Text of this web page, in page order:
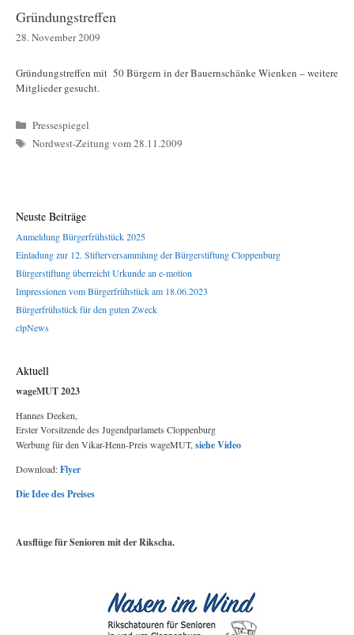
Gründungstreffen
28. November 2009
Gründungstreffen mit 50 Bürgern in der Bauernschänke Wienken – weitere
Mitglieder gesucht.
Kategorien
Pressespiegel
Schlagwörter
Nordwest-Zeitung vom 28.11.2009
Neuste Beiträge
Anmeldung Bürgerfrühstück 2025
Einladung zur 12. Stifterversammlung der Bürgerstiftung Cloppenburg
Bürgerstiftung überreicht Urkunde an e-motion
Impressionen vom Bürgerfrühstück am 18.06.2023
Bürgerfrühstück für den guten Zweck
clpNews
Aktuell
wageMUT 2023
Hannes Deeken,
Erster Vorsitzende des Jugendparlamets Cloppenburg
Werbung für den Vikar-Henn-Preis wageMUT,siehe Video
Download:Flyer
Die Idee des Preises
Ausflüge für Senioren mit der Rikscha.